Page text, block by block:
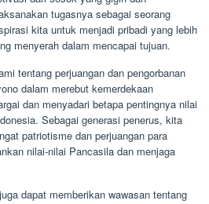
tugasnya sebagai seorang
kita untuk menjadi pribadi yang lebih
menyerah dalam mencapai tujuan.
tentang perjuangan dan pengorbanan
dalam merebut kemerdekaan
dan menyadari betapa pentingnya nilai
Sebagai generasi penerus, kita
patriotisme dan perjuangan para
nilai-nilai Pancasila dan menjaga
dapat memberikan wawasan tentang